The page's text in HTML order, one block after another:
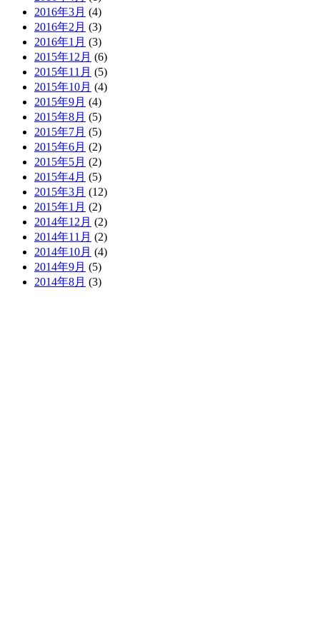
2016年3月 (4)
2016年2月 (3)
2016年1月 (3)
2015年12月 (6)
2015年11月 (5)
2015年10月 (4)
2015年9月 (4)
2015年8月 (5)
2015年7月 (5)
2015年6月 (2)
2015年5月 (2)
2015年4月 (5)
2015年3月 (12)
2015年1月 (2)
2014年12月 (2)
2014年11月 (2)
2014年10月 (4)
2014年9月 (5)
2014年8月 (3)